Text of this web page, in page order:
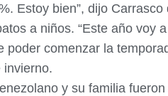
Estoy bien”, dijo
a niños. “Este año
comenzar la
invierno.
y su familia